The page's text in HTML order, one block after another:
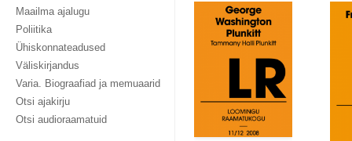
Maailma ajalugu
Poliitika
Ühiskonnateadused
Väliskirjandus
Varia. Biograafiad ja memuaarid
Otsi ajakirju
Otsi audioraamatuid